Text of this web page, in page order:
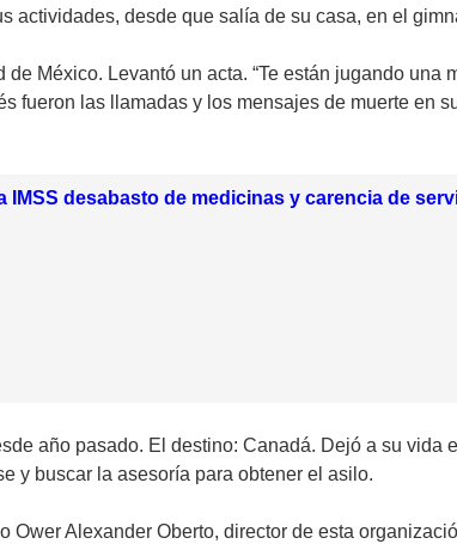
actividades, desde que salía de su casa, en el
México. Levantó un acta. “Te están jugando
fueron las llamadas y los mensajes de muerte en
IMSS desabasto de medicinas y carencia de
año pasado. El destino: Canadá. Dejó a su
y buscar la asesoría para obtener el asilo.
Ower Alexander Oberto, director de esta